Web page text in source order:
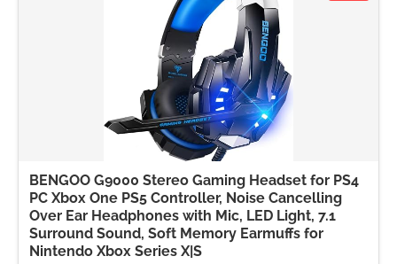
BENGOO G9000 Stereo Gaming Headset for PS4
PC Xbox One PS5 Controller, Noise Cancelling
Over Ear Headphones with Mic, LED Light, 7.1
Surround Sound, Soft Memory Earmuffs for
Nintendo Xbox Series X|S